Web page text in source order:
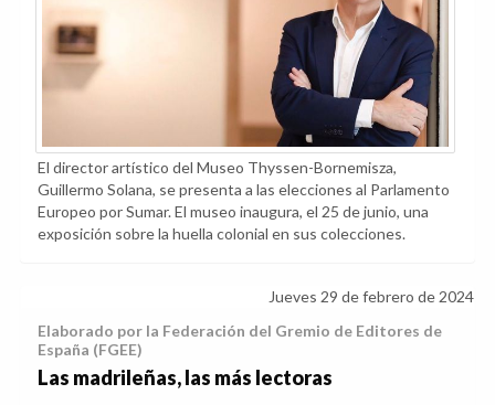
El director artístico del Museo Thyssen-Bornemisza,
Guillermo Solana, se presenta a las elecciones al Parlamento
Europeo por Sumar. El museo inaugura, el 25 de junio, una
exposición sobre la huella colonial en sus colecciones.
Jueves 29 de febrero de 2024
Elaborado por la Federación del Gremio de Editores de
España (FGEE)
Las madrileñas, las más lectoras